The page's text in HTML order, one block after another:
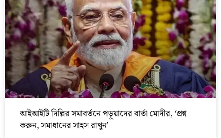
আইআইটি দিল্লির সমাবর্তনে পড়ুয়াদের বার্তা মোদীর, ‘প্রশ্ন
করুন, সমাধানের সাহস রাখুন’